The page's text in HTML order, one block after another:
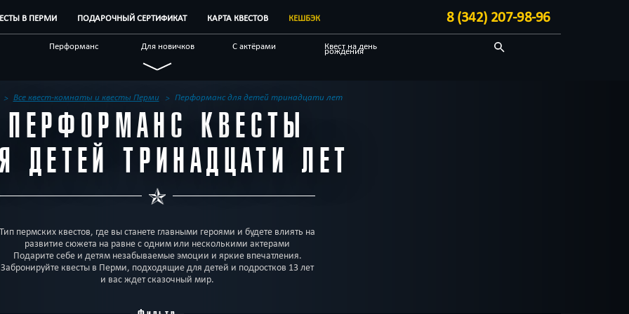
В ПЕРМИ ПОДАРОЧНЫЙ СЕРТИФИКАТ КАРТА КВЕСТОВ КЕШБЭК 8 (342) 207-98-96
Перформанс Для новичков С актёрами Квест на день
рождения
Индивидуальные
По фильму Мистические
Корпоративным
клиентам Отзывы на квесты Бренды квестов
Все квест-комнаты и квесты Перми Перформанс для детей тринадцати лет
ПЕРФОРМАНС КВЕСТЫ
ДЕТЕЙ ТРИНАДЦАТИ ЛЕТ
Тип пермских квестов, где вы станете главными героями и будете влиять на
развитие сюжета на равне с одним или несколькими актерами
Подарите себе и детям незабываемые эмоции и яркие впечатления.
Забронируйте квесты в Перми, подходящие для детей и подростков 13 лет
и вас ждет сказочный мир.